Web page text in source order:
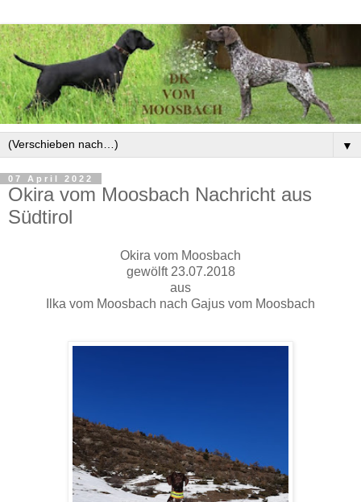
▼
07 April 2022
Okira vom Moosbach Nachricht aus
Südtirol
Okira vom Moosbach
gewölft 23.07.2018
aus
Ilka vom Moosbach nach Gajus vom Moosbach